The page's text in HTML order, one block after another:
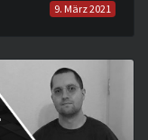
9. März 2021